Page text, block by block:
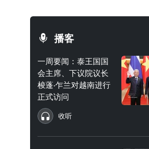
播客
一周要闻：泰王国国
会主席、下议院议长
梭蓬·乍兰对越南进行
正式访问
收听